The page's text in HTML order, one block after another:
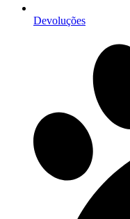
Devoluções